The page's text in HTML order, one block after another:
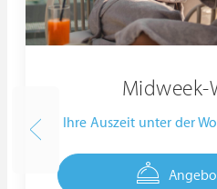
Midweek-
Ihre Auszeit unter der